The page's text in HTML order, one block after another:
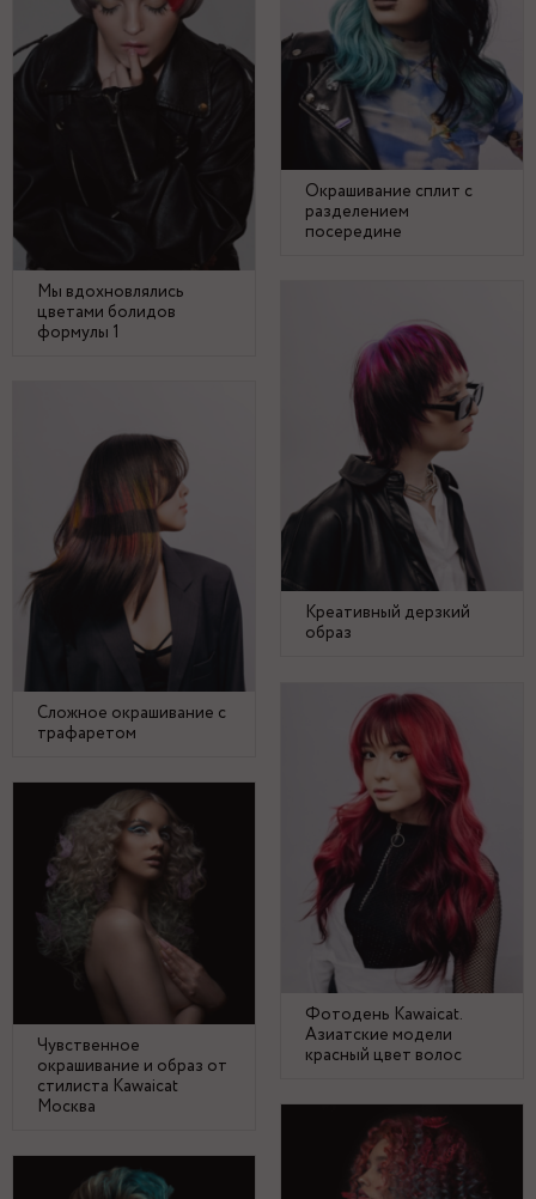
Мы вдохновлялись
цветами болидов
формулы 1
Окрашивание сплит с
разделением
посередине
Креативный дерзкий
образ
Сложное окрашивание с
трафаретом
Фотодень Kawaicat.
Азиатские модели
красный цвет волос
Чувственное
окрашивание и образ от
стилиста Kawaicat
Москва